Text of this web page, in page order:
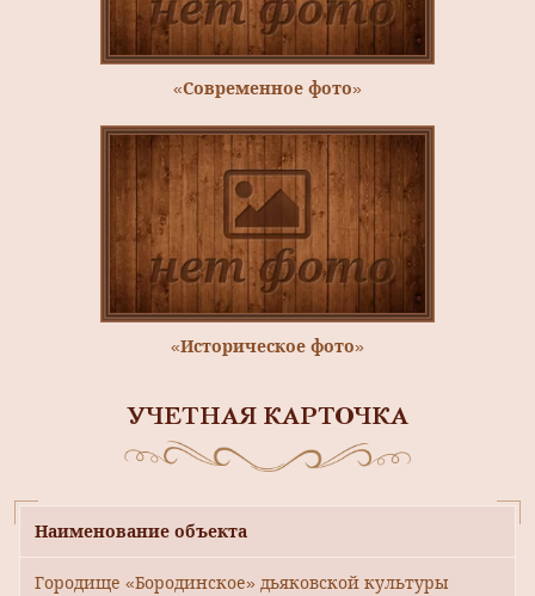
«Современное фото»
«Историческое фото»
УЧЕТНАЯ КАРТОЧКА
Наименование объекта
Городище «Бородинское» дьяковской культуры